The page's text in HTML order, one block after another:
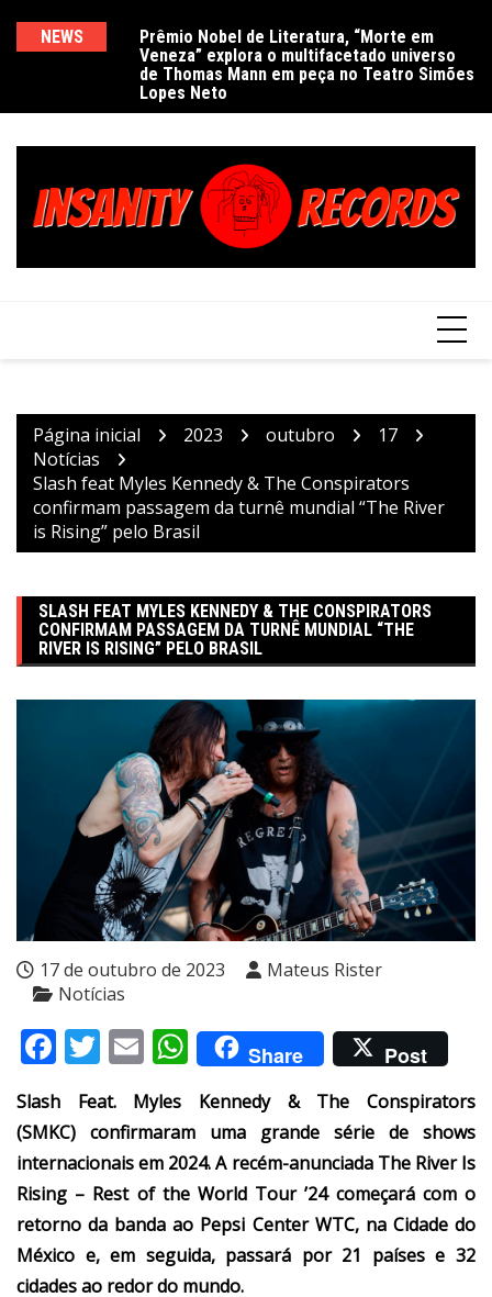
NEWS
Prêmio Nobel de Literatura, “Morte em
Veneza” explora o multifacetado universo
de Thomas Mann em peça no Teatro Simões
Lopes Neto
Página inicial 2023 outubro
17
Notícias
Slash feat Myles Kennedy & The Conspirators
confirmam passagem da turnê mundial “The River
is Rising” pelo Brasil
SLASH FEAT MYLES KENNEDY & THE CONSPIRATORS
CONFIRMAM PASSAGEM DA TURNÊ MUNDIAL “THE
RIVER IS RISING” PELO BRASIL
17 de outubro de 2023
Mateus Rister
Notícias
Facebook
Twitter
EmailWhatsApp
Share Post
Slash Feat. Myles Kennedy & The Conspirators
(SMKC) confirmaram uma grande série de shows
internacionais em 2024. A recém-anunciada The River Is
Rising – Rest of the World Tour ’24 começará com o
retorno da banda ao Pepsi Center WTC, na Cidade do
México e, em seguida, passará por 21 países e 32
cidades ao redor do mundo.